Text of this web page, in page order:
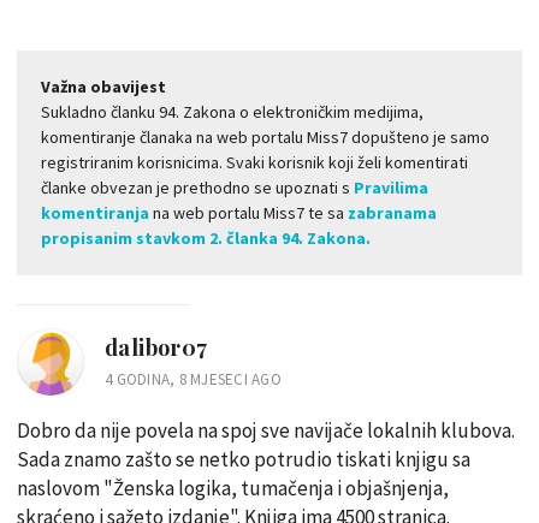
Važna obavijest
Sukladno članku 94. Zakona o elektroničkim medijima,
komentiranje članaka na web portalu Miss7 dopušteno je samo
registriranim korisnicima. Svaki korisnik koji želi komentirati
članke obvezan je prethodno se upoznati s Pravilima
komentiranja na web portalu Miss7 te sa zabranama
propisanim stavkom 2. članka 94. Zakona.
dalibor07
4 GODINA, 8 MJESECI AGO
Dobro da nije povela na spoj sve navijače lokalnih klubova.
Sada znamo zašto se netko potrudio tiskati knjigu sa
naslovom "Ženska logika, tumačenja i objašnjenja,
skraćeno i sažeto izdanje". Knjiga ima 4500 stranica.